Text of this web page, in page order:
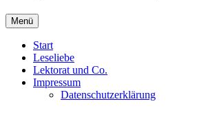
Menü
Start
Leseliebe
Lektorat und Co.
Impressum
Datenschutzerklärung